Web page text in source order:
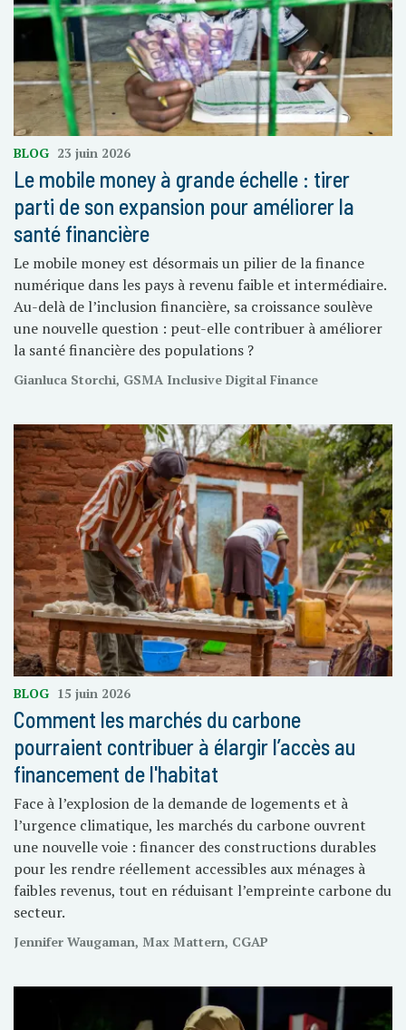
BLOG 23 juin 2026
Le mobile money à grande échelle : tirer
parti de son expansion pour améliorer la
santé financière
Le mobile money est désormais un pilier de la finance
numérique dans les pays à revenu faible et intermédiaire.
Au-delà de l’inclusion financière, sa croissance soulève
une nouvelle question : peut-elle contribuer à améliorer
la santé financière des populations ?
Gianluca Storchi, GSMA Inclusive Digital Finance
BLOG 15 juin 2026
Comment les marchés du carbone
pourraient contribuer à élargir l’accès au
financement de l'habitat
Face à l’explosion de la demande de logements et à
l’urgence climatique, les marchés du carbone ouvrent
une nouvelle voie : financer des constructions durables
pour les rendre réellement accessibles aux ménages à
faibles revenus, tout en réduisant l’empreinte carbone du
secteur.
Jennifer Waugaman, Max Mattern, CGAP